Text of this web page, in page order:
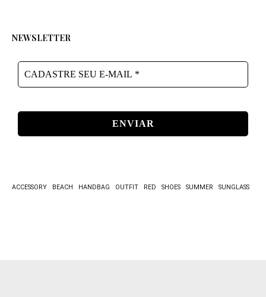
NEWSLETTER
CADASTRE
SEU
*
ACCESSORY BEACH HANDBAG OUTFIT RED SHOES SUMMER SUNGLASS